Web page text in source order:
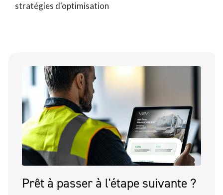
stratégies d'optimisation
Prêt à passer à l'étape suivante ?